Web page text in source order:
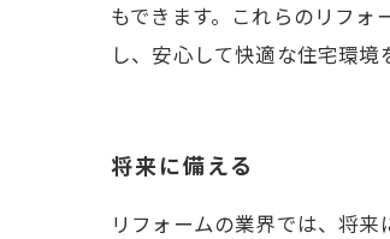
もできます。これらのリフ
し、安心して快適な住宅環境
将来に備える
リフォームの業界では、将